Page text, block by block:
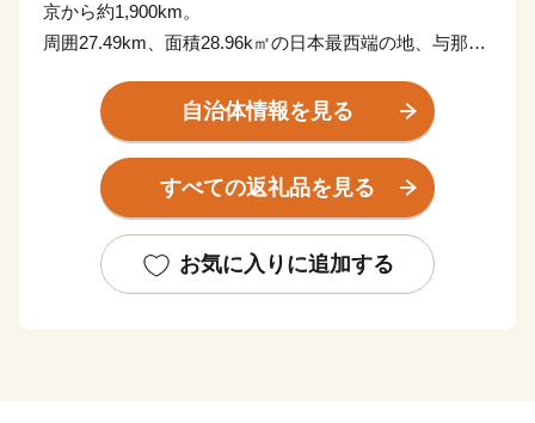
京から約1,900km。
周囲27.49km、面積28.96k㎡の日本最西端の地、与那国
隣接する台湾とは、約111kmの距離にあり、年に数回、
台湾の山並みが見えることもあります。
荒々しい波が打ち付ける断崖絶壁の景観は力強さがあ
り、自然・文化・歴史すべてが八重山のどの島にもない
自治体情報を見る
すべての返礼品を見る
お気に入りに追加する